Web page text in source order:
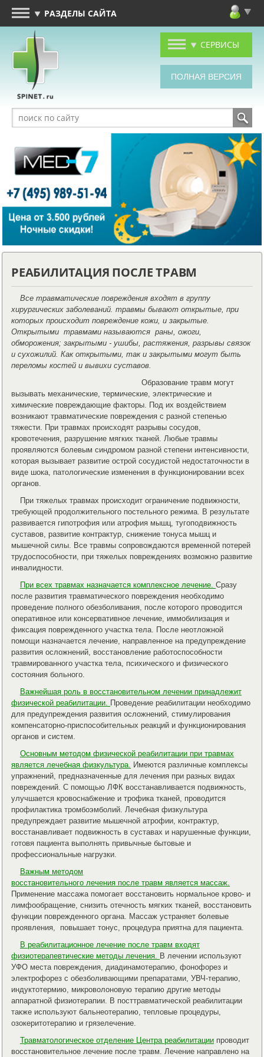
РАЗДЕЛЫ САЙТА
СЕРВИСЫ
РЕАБИЛИТАЦИЯ ПОСЛЕ ТРАВМ
Все травматические повреждения входят в группу
хирургических заболеваний. травмы бывают открытые, при
которых происходит повреждение кожи, и закрытые.
Открытыми травмами называются раны, ожоги,
обморожения; закрытыми - ушибы, растяжения, разрывы связок
и сухожилий. Как открытыми, так и закрытыми могут быть
переломы костей и вывихи суставов.
Образование травм могут
вызывать механические, термические, электрические и
химические повреждающие факторы. Под их воздействием
возникают травматические повреждения с разной степенью
тяжести. При травмах происходят разрывы сосудов,
кровотечения, разрушение мягких тканей. Любые травмы
проявляются болевым синдромом разной степени интенсивности,
которая вызывает развитие острой сосудистой недостаточности в
виде шока, патологические изменения в функционировании всех
органов.
При тяжелых травмах происходит ограничение подвижности,
требующей продолжительного постельного режима. В результате
развивается гипотрофия или атрофия мышц, тугоподвижность
суставов, развитие контрактур, снижение тонуса мышц и
мышечной силы. Все травмы сопровождаются временной потерей
трудоспособности, при тяжелых повреждениях возможно развитие
инвалидности.
При всех травмах назначается комплексное лечение. Сразу
после развития травматического повреждения необходимо
проведение полного обезболивания, после которого проводится
оперативное или консервативное лечение, иммобилизация и
фиксация поврежденного участка тела. После неотложной
помощи назначается лечение, направленное на предупреждение
развития осложнений, восстановление работоспособности
травмированного участка тела, психического и физического
состояния больного.
Важнейшая роль в восстановительном лечении принадлежит
физической реабилитации. Проведение реабилитации необходимо
для предупреждения развития осложнений, стимулирования
компенсаторно-приспособительных реакций и функционирования
органов и систем.
Основным методом физической реабилитации при травмах
является лечебная физкультура. Имеются различные комплексы
упражнений, предназначенные для лечения при разных видах
повреждений. С помощью ЛФК восстанавливается подвижность,
улучшается кровоснабжение и трофика тканей, проводится
профилактика тромбоэмболий. Лечебная физкультура
предупреждает развитие мышечной атрофии, контрактур,
восстанавливает подвижность в суставах и нарушенные функции,
готовя пациента выполнять привычные бытовые и
профессиональные нагрузки.
Важным методом
восстановительного лечения после травм является массаж.
Применение массажа помогает восстановить нормальное крово- и
лимфообращение, снизить отечность мягких тканей, восстановить
функции поврежденного органа. Массаж устраняет болевые
проявления, повышает тонус, процедура приятна для пациента.
В реабилитационное лечение после травм входят
физиотерапевтические методы лечения. В лечении используют
УФО места повреждения, диадинамотерапию, фонофорез и
электрофорез с обезболивающими препаратами, УВЧ-терапию,
индуктотермию, микроволоновую терапию другие методы
аппаратной физиотерапии. В посттравматической реабилитации
также используют бальнеотерапию, тепловые процедуры,
озокеритотерапию и грязелечение.
Травматологическое отделение Центра реабилитации проводит
восстановительное лечение после травм. Лечение направлено на